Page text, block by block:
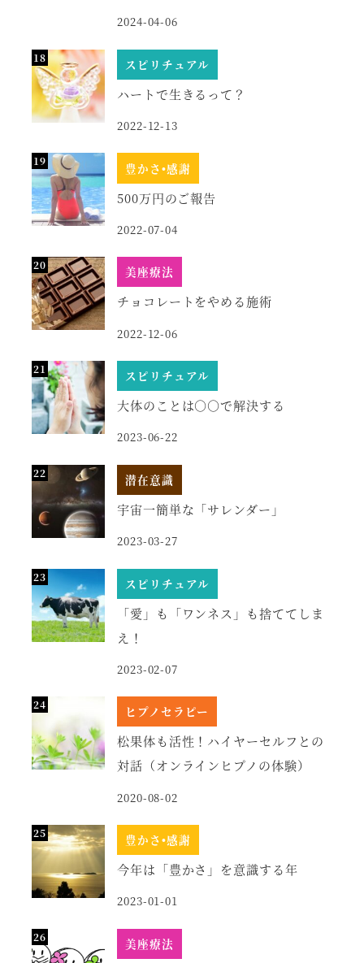
2024-04-06
スピリチュアル
ハートで生きるって？
2022-12-13
豊かさ•感謝
500万円のご報告
2022-07-04
美座療法
チョコレートをやめる施術
2022-12-06
スピリチュアル
大体のことは○○で解決する
2023-06-22
潜在意識
宇宙一簡単な「サレンダー」
2023-03-27
スピリチュアル
「愛」も「ワンネス」も捨ててしま
え！
2023-02-07
ヒプノセラピー
松果体も活性！ハイヤーセルフとの
対話（オンラインヒプノの体験）
2020-08-02
豊かさ•感謝
今年は「豊かさ」を意識する年
2023-01-01
美座療法